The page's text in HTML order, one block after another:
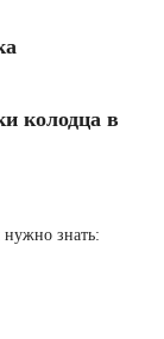
колодца в
знать: